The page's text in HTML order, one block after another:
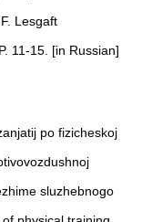
Lesgaft
15. [in Russian]
po fizicheskoj
sluzhebnogo